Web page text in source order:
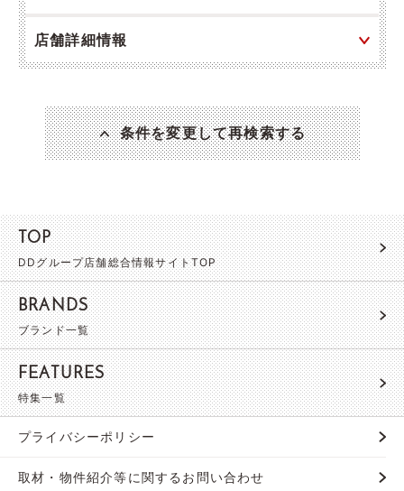
店舗詳細情報
条件を変更して再検索する
TOP
DDグループ店舗総合情報サイトTOP
BRANDS
ブランド一覧
FEATURES
特集一覧
プライバシーポリシー
取材・物件紹介等に関するお問い合わせ